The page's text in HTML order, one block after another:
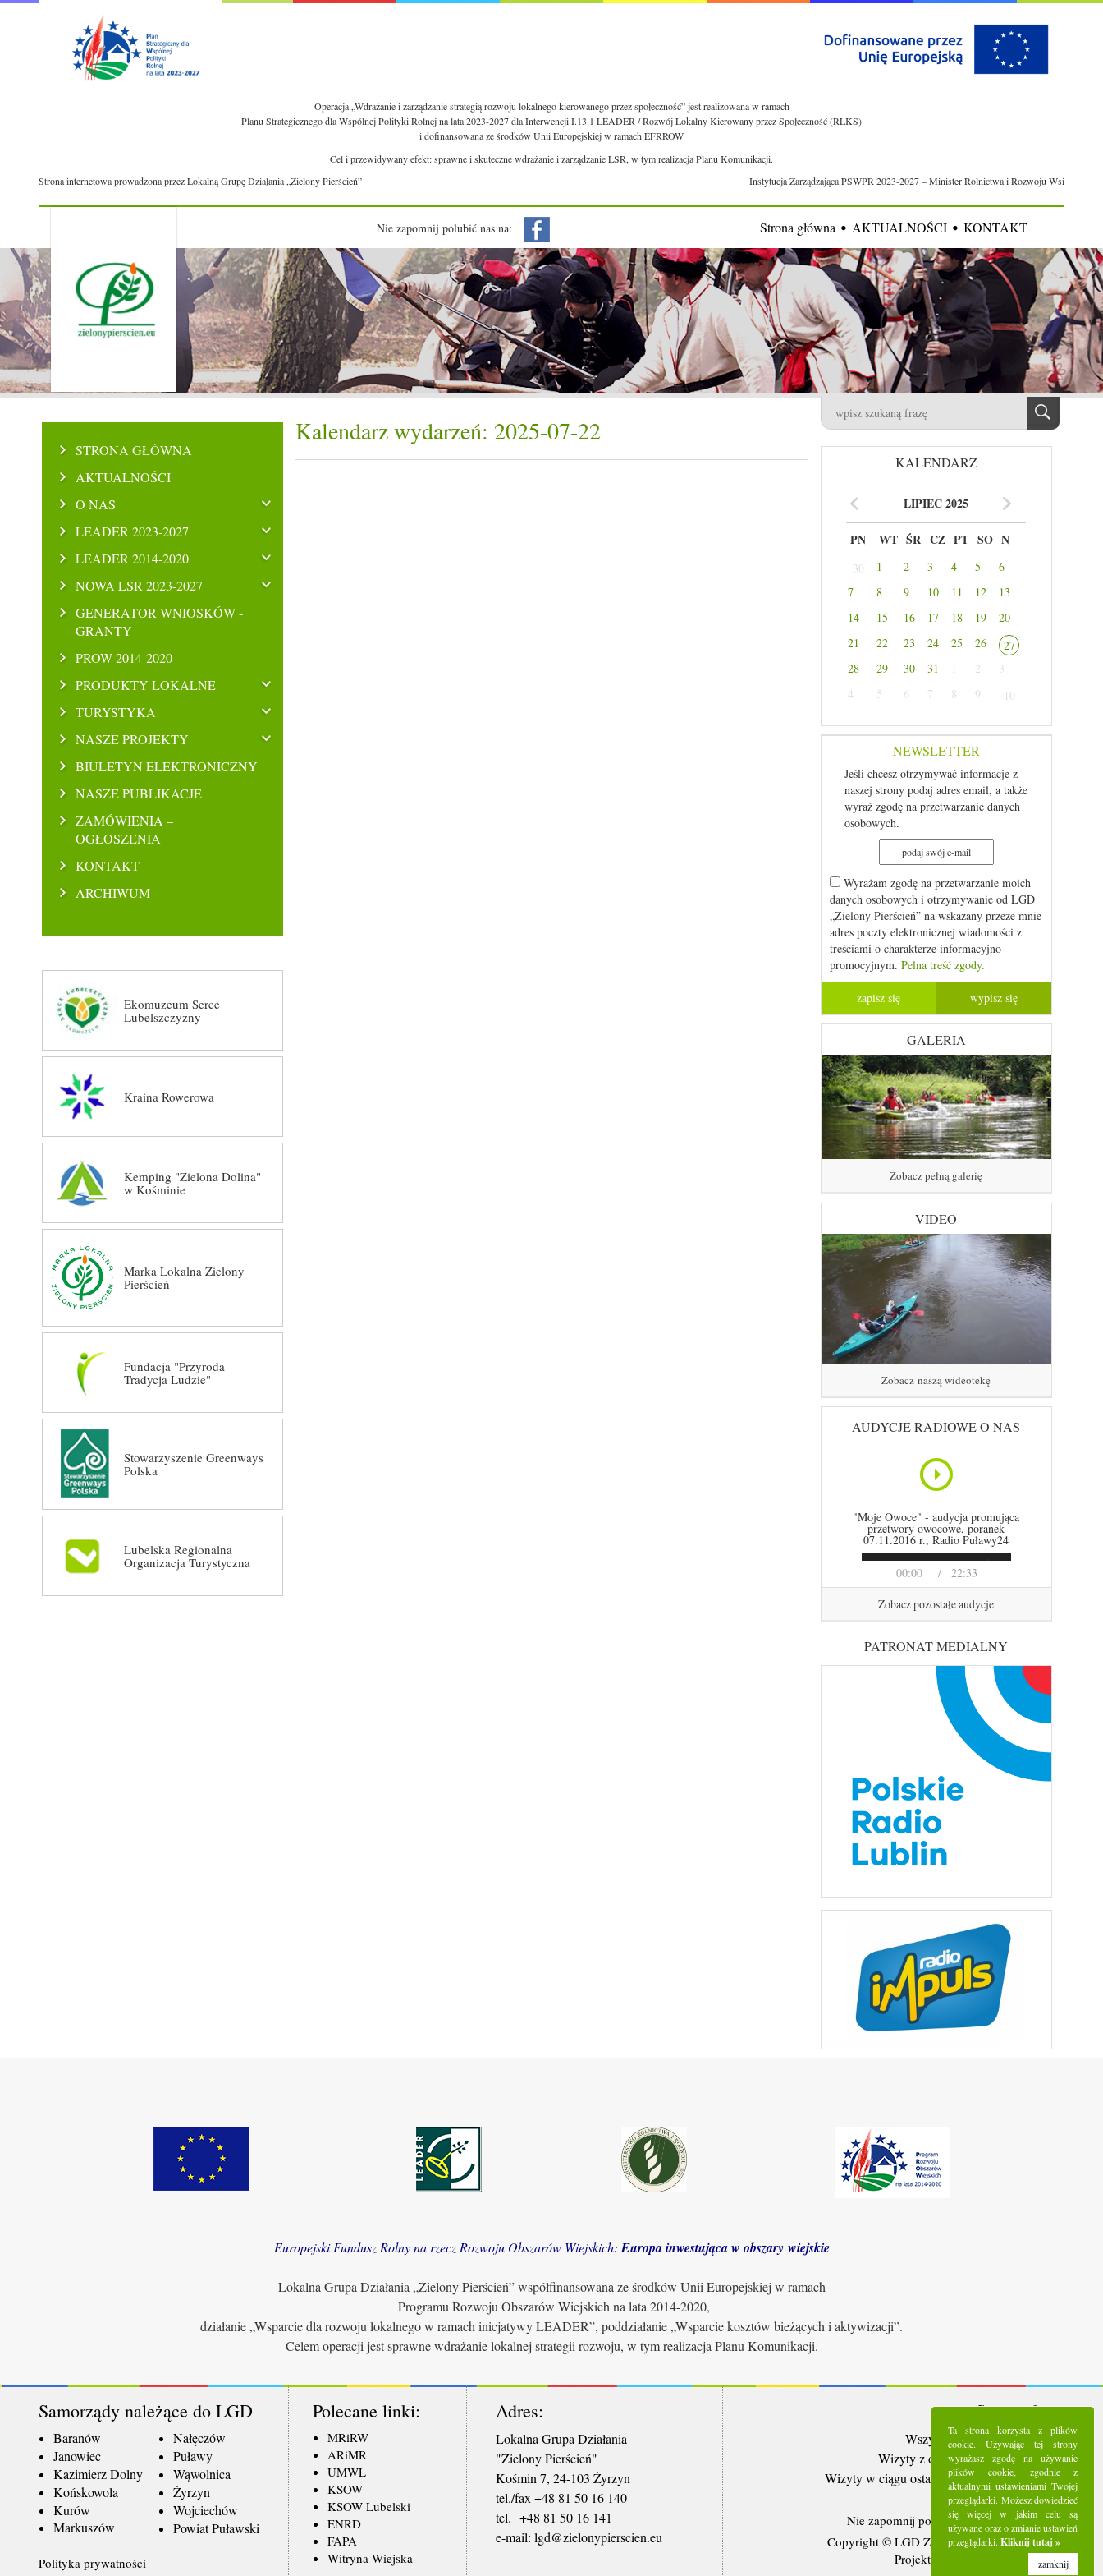
Operacja „Wdrażanie i zarządzanie strategią rozwoju lokalnego kierowanego przez społeczność” jest realizowana w ramach
Planu Strategicznego dla Wspólnej Polityki Rolnej na lata 2023-2027 dla Interwencji I.13.1 LEADER / Rozwój Lokalny Kierowany przez Społeczność (RLKS)
i dofinansowana ze środków Unii Europejskiej w ramach EFRROW
Cel i przewidywany efekt: sprawne i skuteczne wdrażanie i zarządzanie LSR, w tym realizacja Planu Komunikacji.
Strona internetowa prowadzona przez Lokalną Grupę Działania „Zielony Pierścień”
Instytucja Zarządzająca PSWPR 2023-2027 – Minister Rolnictwa i Rozwoju Wsi
Nie zapomnij polubić nas na: Strona główna AKTUALNOŚCI KONTAKT
STRONA GŁÓWNA
AKTUALNOŚCI
O NAS
LEADER 2023-2027
LEADER 2014-2020
NOWA LSR 2023-2027
GENERATOR WNIOSKÓW -
GRANTY
PROW 2014-2020
PRODUKTY LOKALNE
TURYSTYKA
NASZE PROJEKTY
BIULETYN ELEKTRONICZNY
NASZE PUBLIKACJE
ZAMÓWIENIA –
OGŁOSZENIA
KONTAKT
ARCHIWUM
Ekomuzeum Serce
Lubelszczyzny
Kraina Rowerowa
Kemping "Zielona Dolina"
w Kośminie
Marka Lokalna Zielony
Pierścień
Fundacja "Przyroda
Tradycja Ludzie"
Stowarzyszenie Greenways
Polska
Lubelska Regionalna
Organizacja Turystyczna
Kalendarz wydarzeń: 2025-07-22
KALENDARZ
LIPIEC 2025
PN WT ŚR CZ PT SO N
30 1 2 3 4 5
6
7
8 9 10 11 12
13
14
15 16 17 18 19
20
21
22 23 24 25 26
27
28
29 30 31 1 2
3
4
5 6 7 8 9 10
NEWSLETTER
Jeśli chcesz otrzymywać informacje z
naszej strony podaj adres email, a także
wyraź zgodę na przetwarzanie danych
osobowych.
Wyrażam zgodę na przetwarzanie moich
danych osobowych i otrzymywanie od LGD
„Zielony Pierścień” na wskazany przeze mnie
adres poczty elektronicznej wiadomości z
treściami o charakterze informacyjno-
promocyjnym. Pelna treść zgody.
GALERIA
Zobacz pełną galerię
VIDEO
Zobacz naszą wideotekę
AUDYCJE RADIOWE O NAS
00:00 22:33
"Moje Owoce" - audycja promująca
przetwory owocowe, poranek
07.11.2016 r., Radio Puławy24
Zobacz pozostałe audycje
PATRONAT MEDIALNY
Europejski Fundusz Rolny na rzecz Rozwoju Obszarów Wiejskich: Europa inwestująca w obszary wiejskie
Lokalna Grupa Działania „Zielony Pierścień” współfinansowana ze środków Unii Europejskiej w ramach
Programu Rozwoju Obszarów Wiejskich na lata 2014-2020,
działanie „Wsparcie dla rozwoju lokalnego w ramach inicjatywy LEADER”, poddziałanie „Wsparcie kosztów bieżących i aktywizacji”.
Celem operacji jest sprawne wdrażanie lokalnej strategii rozwoju, w tym realizacja Planu Komunikacji.
Samorządy należące do LGD
Baranów
Janowiec
Kazimierz Dolny
Końskowola
Kurów
Markuszów
Nałęczów
Puławy
Wąwolnica
Żyrzyn
Wojciechów
Powiat Puławski
Polecane linki:
MRiRW
ARiMR
UMWL
KSOW
KSOW Lubelski
ENRD
FAPA
Witryna Wiejska
Adres:
Lokalna Grupa Działania
"Zielony Pierścień"
Kośmin 7, 24-103 Żyrzyn
tel./fax +48 81 50 16 140
tel. +48 81 50 16 141
​e-mail: lgd@zielonypierscien.eu
Statystyki:
Wszystkie wizyty: 5290541
Wizyty z ostatnich 30 dni: 94515
Wizyty w ciągu ostatniego tygodnia:
21769
Użytkownicy online: 9
Nie zapomnij polubić nas na Facebooku
Copyright © LGD Zielony Pierścień - 2016.
Projekt i wykonanie - Freeline.
Polityka prywatności
Ta strona korzysta z plików
cookie. Używając tej strony
wyrażasz zgodę na używanie
plików cookie, zgodnie z
aktualnymi ustawieniami Twojej
przeglądarki. Możesz dowiedzieć
się więcej w jakim celu są
używane oraz o zmianie ustawień
przeglądarki. Kliknij tutaj »
zamknij